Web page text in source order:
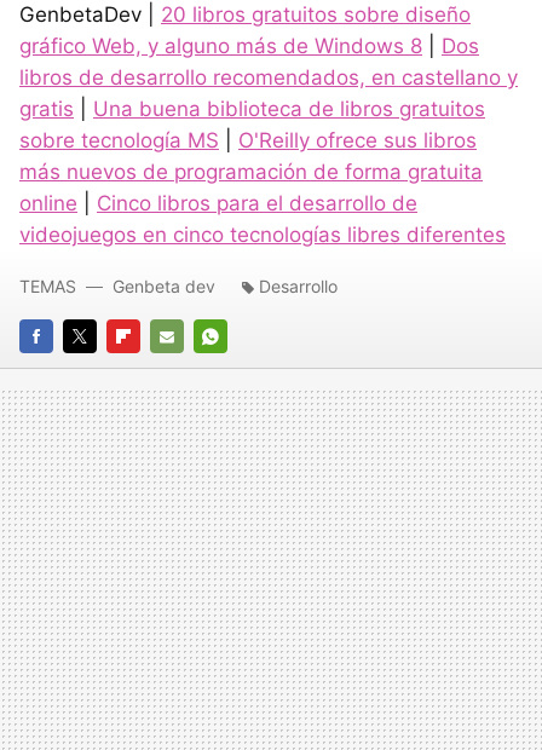
GenbetaDev | 20 libros gratuitos sobre diseño
gráfico Web, y alguno más de Windows 8
Dos
libros de desarrollo recomendados, en castellano y
gratis
Una buena biblioteca de libros gratuitos
sobre tecnología MS
O'Reilly ofrece sus libros
más nuevos de programación de forma gratuita
online
Cinco libros para el desarrollo de
videojuegos en cinco tecnologías libres diferentes
FACEBOOK
TWITTERFLIPBOARD
E-
MAIL
WHATSAPP
TEMAS Genbeta dev Desarrollo